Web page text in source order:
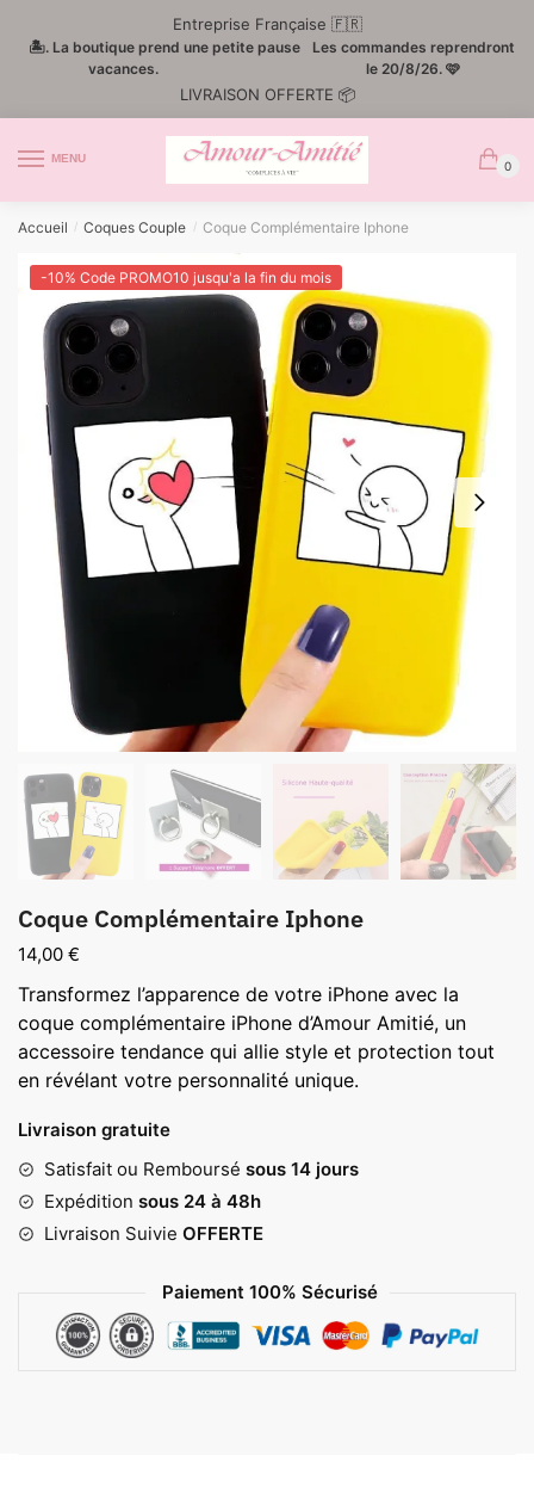
Entreprise Française 🇫🇷
🏝️. La boutique prend une petite pause
vacances.
Les commandes reprendront
le 20/8/26. 🩷
LIVRAISON OFFERTE 📦
MENU
0
Accueil / Coques Couple / Coque Complémentaire Iphone
-10% Code PROMO10 jusqu'a la fin du mois
Coque Complémentaire Iphone
14,00 €
Transformez l’apparence de votre iPhone avec la
coque complémentaire iPhone d’Amour Amitié, un
accessoire tendance qui allie style et protection tout
en révélant votre personnalité unique.
Livraison gratuite
Satisfait ou Remboursé sous 14 jours
Expédition sous 24 à 48h
Livraison Suivie OFFERTE
Paiement 100% Sécurisé